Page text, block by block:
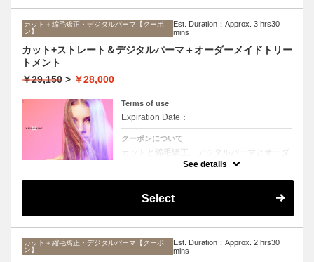
カット＋縮毛矯正・デジタルパーマ【クーポ
ン】
Est. Duration：Approx. 3 hrs30
mins
カット+ストレート＆デジタルパーマ＋オーダーメイドトリー
トメント
￥29,150 > ￥28,000
Terms of use
Expiration Date：
クーポンについて
カットと縮毛矯正、デジタルパーマとオーダ
ーメイドTrのセットメニュー。ボリュームは
リングを楽にしたい方に☆ロング料金なし。
See details
Select
カット＋縮毛矯正・デジタルパーマ【クーポ
ン】
Est. Duration：Approx. 2 hrs30
mins